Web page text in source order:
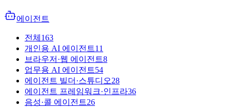
에이전트
전체 163
개인용 AI 에이전트11
브라우저·웹 에이전트8
업무용 AI 에이전트54
에이전트 빌더·스튜디오28
에이전트 프레임워크·인프라36
음성·콜 에이전트26